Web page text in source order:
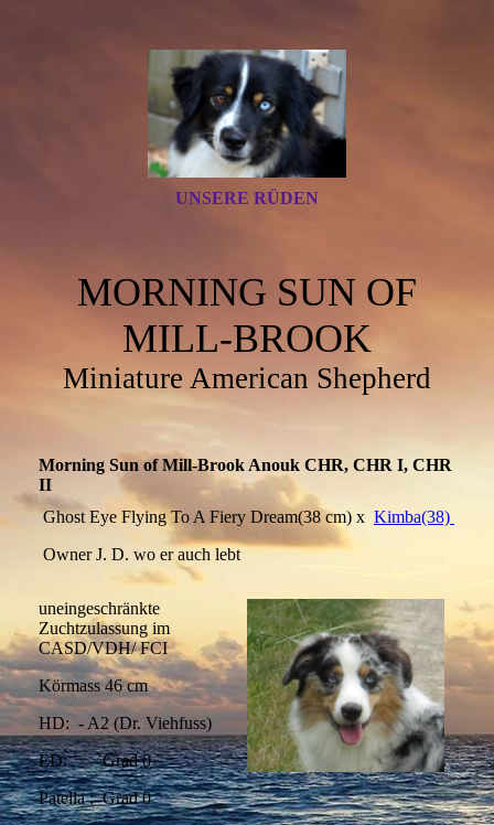
UNSERE RÜDEN
MORNING SUN OF
MILL-BROOK
Miniature American Shepherd
Morning Sun of Mill-Brook Anouk CHR, CHR I, CHR
II
Ghost Eye Flying To A Fiery Dream(38 cm) x Kimba(38)
Owner J. D. wo er auch lebt
uneingeschränkte
Zuchtzulassung im
CASD/VDH/ FCI
Körmass 46 cm
HD: - A2 (Dr. Viehfuss)
ED: Grad 0
Patella : Grad 0